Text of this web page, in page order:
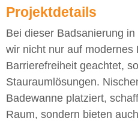
Projektdetails
Bei dieser Badsanierung
wir nicht nur auf modernes
Barrierefreiheit geachtet,
Stauraumlösungen.
Badewanne platziert,
Raum, sondern bieten